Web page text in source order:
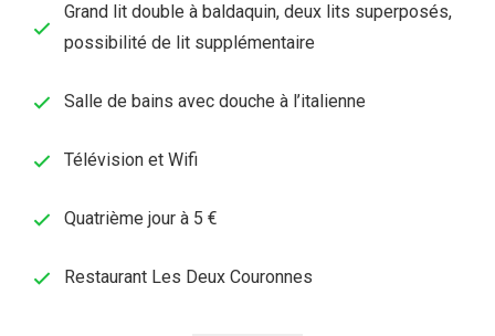
Grand lit double à baldaquin, deux lits superposés,
possibilité de lit supplémentaire
Salle de bains avec douche à l’italienne
Télévision et Wifi
Quatrième jour à 5 €
Restaurant Les Deux Couronnes